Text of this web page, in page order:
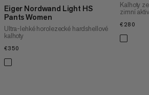
Eiger Nordwand Light HS
Pants Women
Ultra-lehké horolezecké hardshellové
kalhoty
€350
Kalhoty
zimní
€280